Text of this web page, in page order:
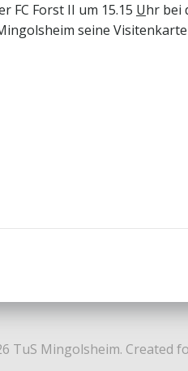
FC Forst II um 15.15 Uhr bei
seine
TuS Mingolsheim. Created